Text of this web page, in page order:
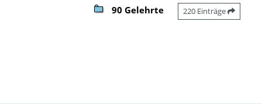
90 Gelehrte 220 Einträge